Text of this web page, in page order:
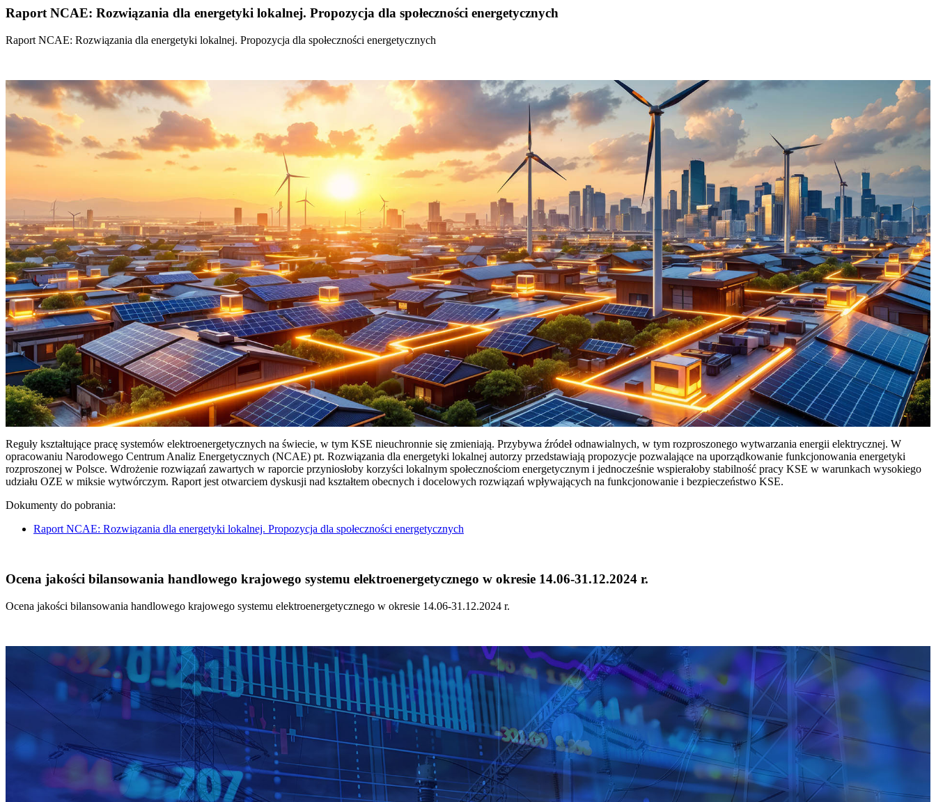
Raport NCAE: Rozwiązania dla energetyki lokalnej. Propozycja dla społeczności energetycznych
Raport NCAE: Rozwiązania dla energetyki lokalnej. Propozycja dla społeczności energetycznych
Reguły kształtujące pracę systemów elektroenergetycznych na świecie, w tym KSE nieuchronnie się zmieniają. Przybywa źródeł odnawialnych, w tym rozproszonego wytwarzania energii elektrycznej. W
opracowaniu Narodowego Centrum Analiz Energetycznych (NCAE) pt. Rozwiązania dla energetyki lokalnej autorzy przedstawiają propozycje pozwalające na uporządkowanie funkcjonowania energetyki
rozproszonej w Polsce. Wdrożenie rozwiązań zawartych w raporcie przyniosłoby korzyści lokalnym społecznościom energetycznym i jednocześnie wspierałoby stabilność pracy KSE w warunkach wysokiego
udziału OZE w miksie wytwórczym. Raport jest otwarciem dyskusji nad kształtem obecnych i docelowych rozwiązań wpływających na funkcjonowanie i bezpieczeństwo KSE.
Dokumenty do pobrania:
Raport NCAE: Rozwiązania dla energetyki lokalnej. Propozycja dla społeczności energetycznych
Ocena jakości bilansowania handlowego krajowego systemu elektroenergetycznego w okresie 14.06-31.12.2024 r.
Ocena jakości bilansowania handlowego krajowego systemu elektroenergetycznego w okresie 14.06-31.12.2024 r.